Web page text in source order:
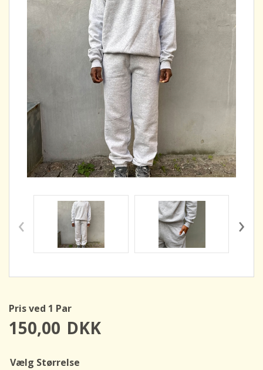
‹ ›
Pris ved 1 Par
150,00 DKK
Vælg Størrelse